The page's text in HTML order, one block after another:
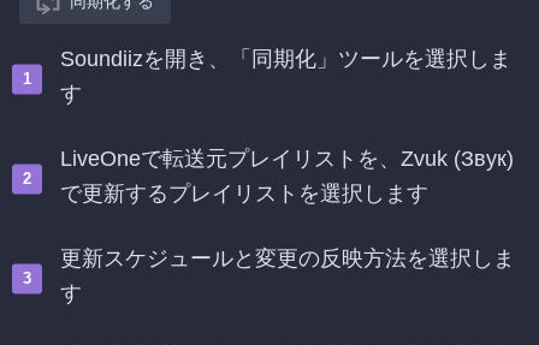
Soundiizを開き、「同期化」ツールを選択しま
す
LiveOneで転送元プレイリストを、Zvuk (Звук)
で更新するプレイリストを選択します
更新スケジュールと変更の反映方法を選択しま
す